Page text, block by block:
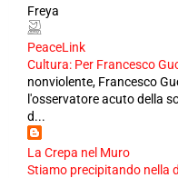
Freya
PeaceLink
Cultura: Per Francesco
nonviolente, Francesco
l'osservatore acuto della
d...
La Crepa nel Muro
Stiamo precipitando nella